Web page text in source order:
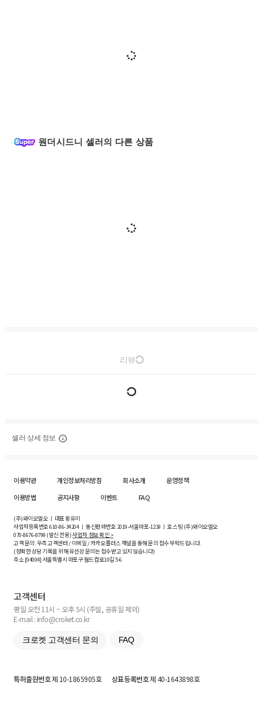
원더시드니 셀러의 다른 상품
리뷰
셀러 상세 정보
이용약관 개인정보처리방침 회사소개
운영정책
이용방법
공지사항 이벤트 FAQ
(주)와이오엘오 ㅣ 대표 황유미
사업자등록번호610-86-34204ㅣ 통신판매번호 2019-서울마포-1239 ㅣ 호스팅 (주)와이오엘오
070-8676-8799 (발신 전용)사업자 정보 확인 >
고객 문의: 우측 고객센터 / 이메일 / 카카오플러스 채널을 통해 문의 접수 부탁드립니다.
(정확한 상담 기록을 위해 유선상 문의는 접수받고 있지 않습니다)
주소 [04004] 서울특별시 마포구 월드컵로10길5-6
고객센터
평일 오전 11시 ~ 오후 5시 (주말, 공휴일 제외)
E-mail : info@croket.co.kr
크로켓 고객센터 문의 FAQ
특허출원번호제 10-1865905호 상표등록번호제 40-1643898호